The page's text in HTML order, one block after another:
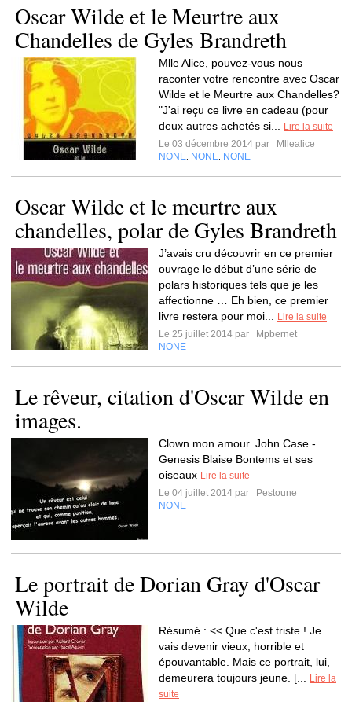
Oscar Wilde et le Meurtre aux
Chandelles de Gyles Brandreth
Mlle Alice, pouvez-vous nous
raconter votre rencontre avec Oscar
Wilde et le Meurtre aux Chandelles?
"J'ai reçu ce livre en cadeau (pour
deux autres achetés si...
Lire la suite
Le 03 décembre 2014 par
Mllealice
NONE NONE NONE
Oscar Wilde et le meurtre aux
chandelles, polar de Gyles Brandreth
J’avais cru découvrir en ce premier
ouvrage le début d’une série de
polars historiques tels que je les
affectionne … Eh bien, ce premier
livre restera pour moi...
Lire la suite
Le 25 juillet 2014 par
Mpbernet
NONE
Le rêveur, citation d'Oscar Wilde en
images.
Clown mon amour. John Case -
Genesis Blaise Bontems et ses
oiseaux Lire la suite
Le 04 juillet 2014 par
Pestoune
NONE
Le portrait de Dorian Gray d'Oscar
Wilde
Résumé : << Que c'est triste ! Je
vais devenir vieux, horrible et
épouvantable. Mais ce portrait, lui,
demeurera toujours jeune. [...
Lire la
suite